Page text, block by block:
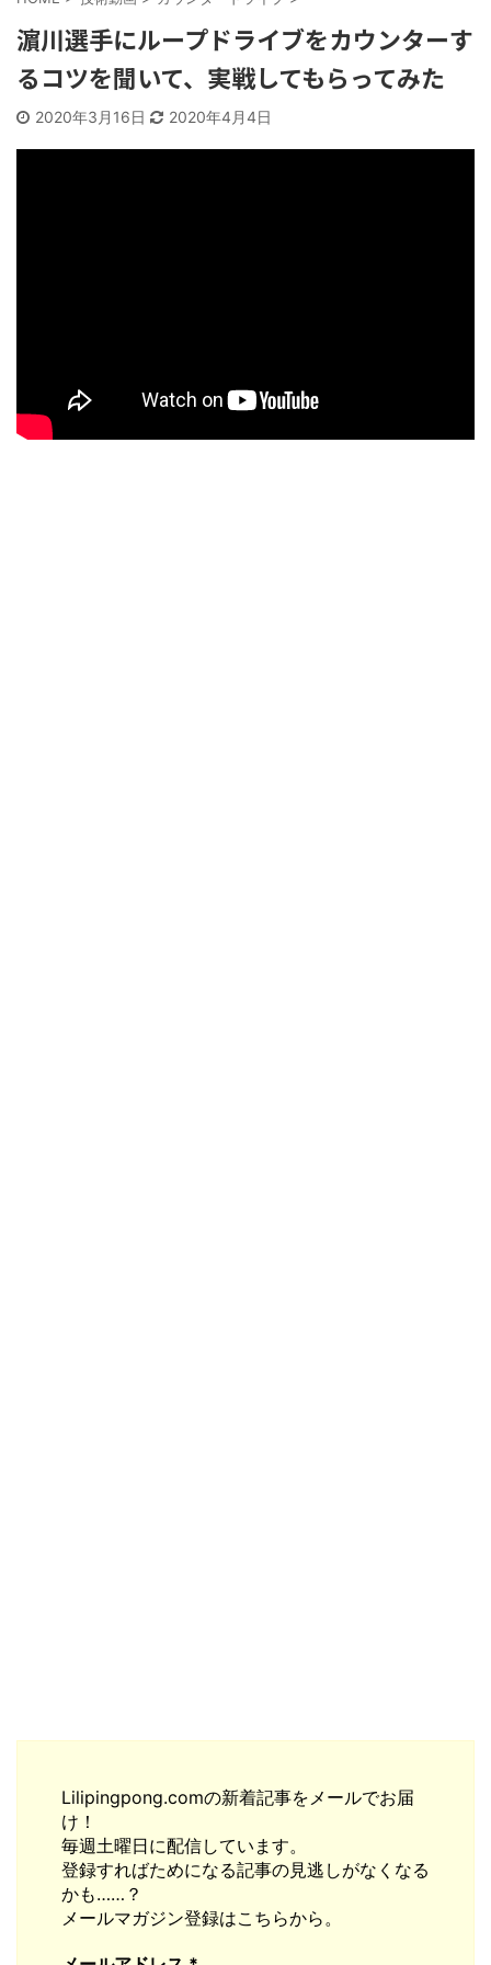
濵川選手にループドライブをカウンターす
るコツを聞いて、実戦してもらってみた
2020年3月16日 2020年4月4日
Lilipingpong.comの新着記事をメールでお届
け！
毎週土曜日に配信しています。
登録すればためになる記事の見逃しがなくなる
かも……？
メールマガジン登録はこちらから。